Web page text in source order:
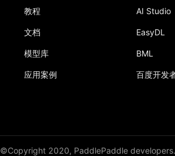
教程
文档
模型库
应用案例
AI Studio
EasyDL
BML
百度开发
©Copyright 2020, PaddlePaddle developers.